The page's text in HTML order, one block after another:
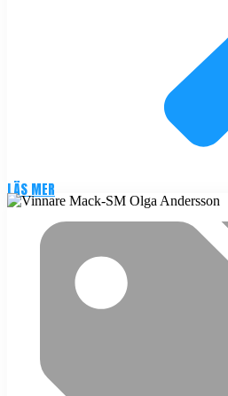
LÄS MER